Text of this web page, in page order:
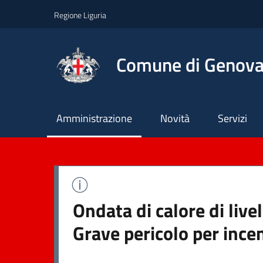
Regione Liguria
Comune di
Principale
Amministrazione Novità Servizi
Ondata di calore di
Grave pericolo per